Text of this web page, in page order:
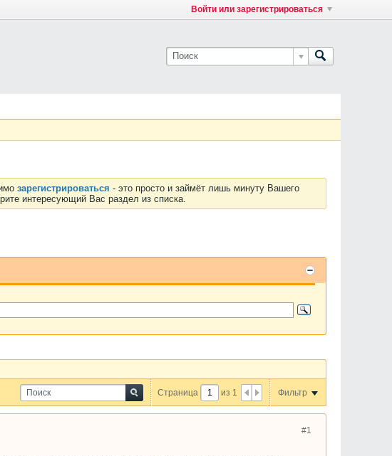
Войти или зарегистрироваться
зарегистрироваться - это просто и займёт лишь минуту Вашего
интересующий Вас раздел из списка.
Страница из 1 Фильтр
#1